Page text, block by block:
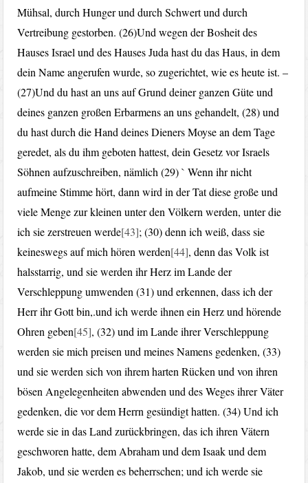
Mühsal, durch Hunger und durch Schwert und durch
Vertreibung gestorben. (26)Und wegen der Bosheit des
Hauses Israel und des Hauses Juda hast du das Haus, in dem
dein Name angerufen wurde, so zugerichtet, wie es heute ist. –
(27)Und du hast an uns auf Grund deiner ganzen Güte und
deines ganzen großen Erbarmens an uns gehandelt, (28) und
du hast durch die Hand deines Dieners Moyse an dem Tage
geredet, als du ihm geboten hattest, dein Gesetz vor Israels
Söhnen aufzuschreiben, nämlich (29) ` Wenn ihr nicht
aufmeine Stimme hört, dann wird in der Tat diese große und
viele Menge zur kleinen unter den Völkern werden, unter die
ich sie zerstreuen werde[43]; (30) denn ich weiß, dass sie
keineswegs auf mich hören werden[44], denn das Volk ist
halsstarrig, und sie werden ihr Herz im Lande der
Verschleppung umwenden (31) und erkennen, dass ich der
Herr ihr Gott bin,.und ich werde ihnen ein Herz und hörende
Ohren geben[45], (32) und im Lande ihrer Verschleppung
werden sie mich preisen und meines Namens gedenken, (33)
und sie werden sich von ihrem harten Rücken und von ihren
bösen Angelegenheiten abwenden und des Weges ihrer Väter
gedenken, die vor dem Herrn gesündigt hatten. (34) Und ich
werde sie in das Land zurückbringen, das ich ihren Vätern
geschworen hatte, dem Abraham und dem Isaak und dem
Jakob, und sie werden es beherrschen; und ich werde sie